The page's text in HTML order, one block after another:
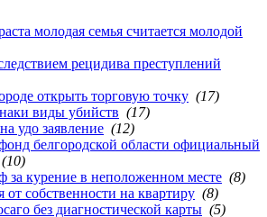
молодая семья считается молодой
рецидива преступлений
открыть торговую точку (17)
виды убийств (17)
удо заявление (12)
белгородской области официальный
(10)
за курение в неположенном месте (8)
от собственности на квартиру (8)
без диагностической карты (5)